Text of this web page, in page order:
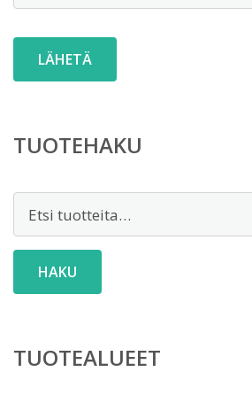
TUOTEHAKU
HAKU
TUOTEALUEET